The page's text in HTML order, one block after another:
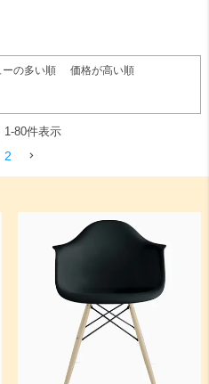
検索
ーの多い順 価格が高い順
1-80件表示
2